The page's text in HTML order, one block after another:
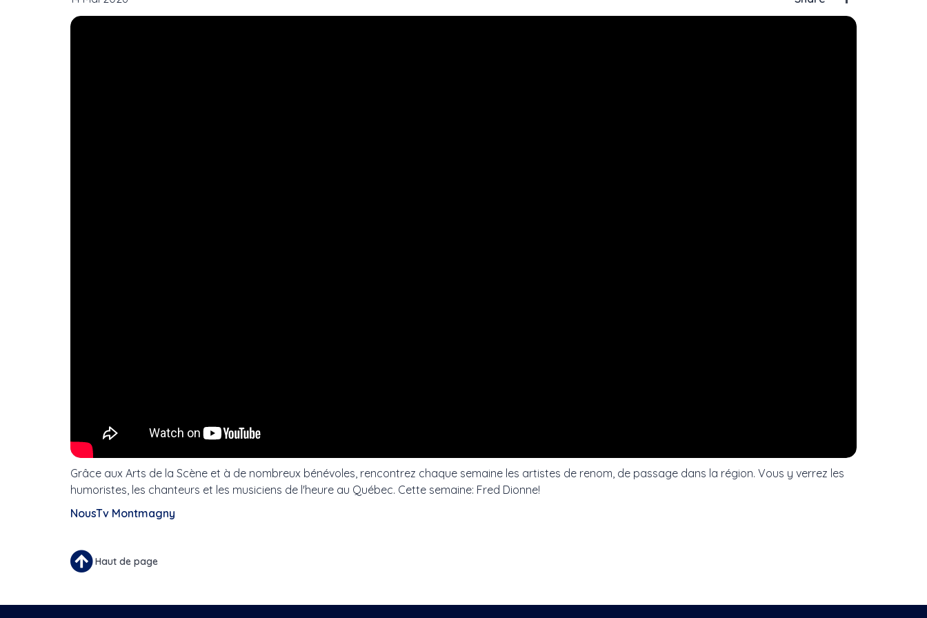
Grâce aux Arts de la Scène et à de nombreux bénévoles, rencontrez chaque semaine les artistes de renom, de passage dans la région. Vous y verrez les
humoristes, les chanteurs et les musiciens de l'heure au Québec. Cette semaine: Fred Dionne!
NousTv Montmagny
Haut de page